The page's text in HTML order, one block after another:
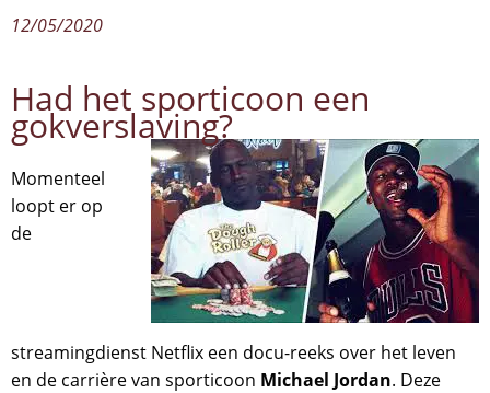
12/05/2020
Had het sporticoon een
gokverslaving?
Momenteel
loopt er op
de
streamingdienst Netflix een docu-reeks over het leven
en de carrière van sporticoon Michael Jordan. Deze